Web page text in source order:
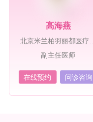
高海燕
北京米兰柏羽丽都医疗美
副主任医师
在线预约 问诊咨询